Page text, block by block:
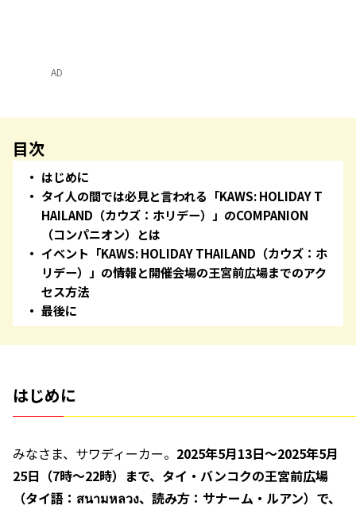
AD
目次
はじめに
タイ人の間では必見と言われる「KAWS: HOLIDAY T
HAILAND（カウズ：ホリデー）」のCOMPANION
（コンパニオン）とは
イベント「KAWS: HOLIDAY THAILAND（カウズ：ホ
リデー）」の情報と開催会場の王宮前広場までのアク
セス方法
最後に
はじめに
みなさま、サワディーカー。 2025年5月13日～2025年5月
25日（7時～22時）まで、タイ・バンコクの王宮前広場
（タイ語：สนามหลวง、読み方：サナーム・ルアン）で、